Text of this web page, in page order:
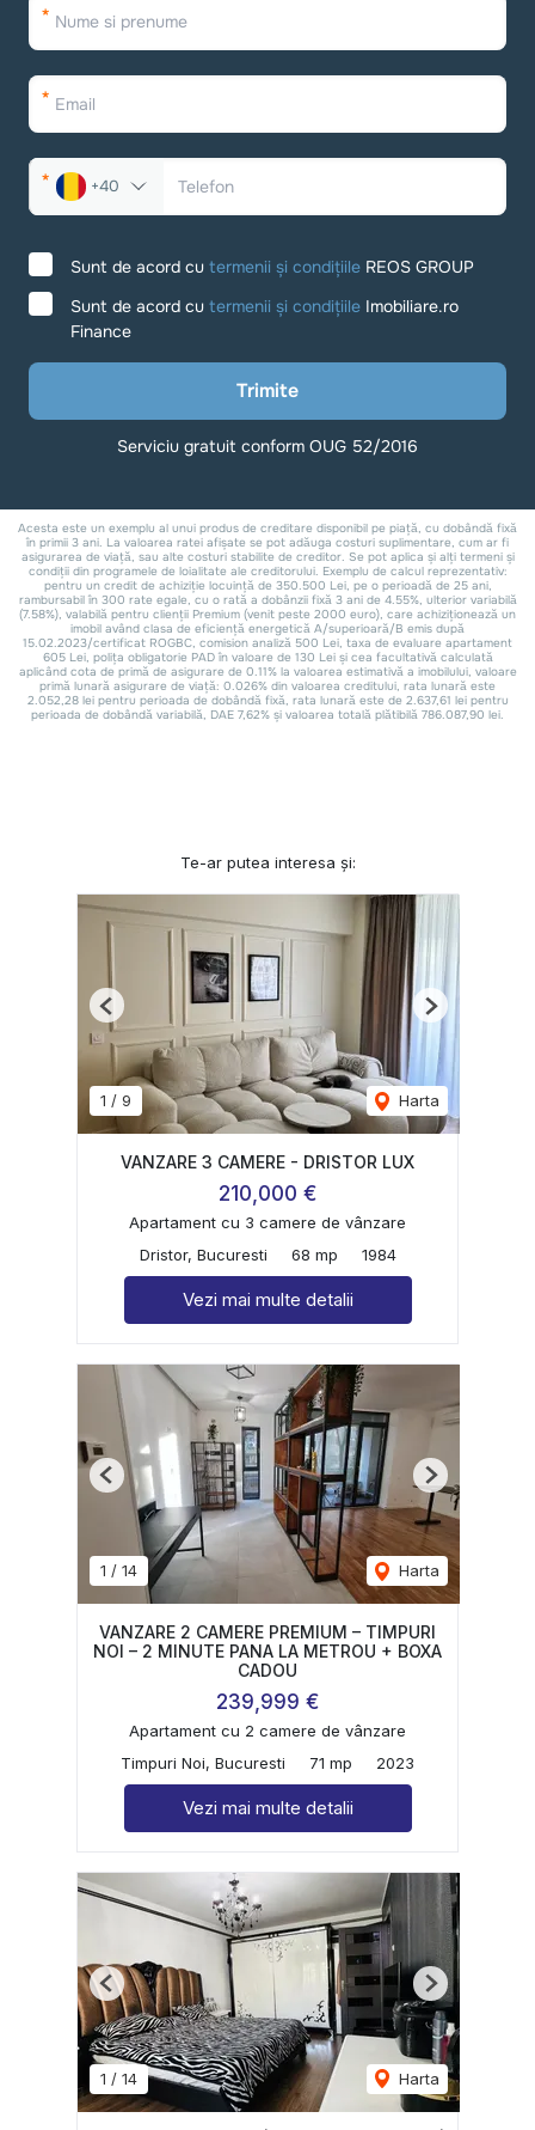
Te-ar putea interesa și:
1 / 9 Harta
Previous Next
VANZARE 3 CAMERE - DRISTOR LUX
210,000 €
Apartament cu 3 camere de vânzare
Dristor, Bucuresti
68 mp 1984
Vezi mai multe detalii
1 / 14 Harta
Previous Next
VANZARE 2 CAMERE PREMIUM – TIMPURI
NOI – 2 MINUTE PANA LA METROU + BOXA
CADOU
239,999 €
Apartament cu 2 camere de vânzare
Timpuri Noi, Bucuresti
71 mp 2023
Vezi mai multe detalii
1 / 14 Harta
Previous Next